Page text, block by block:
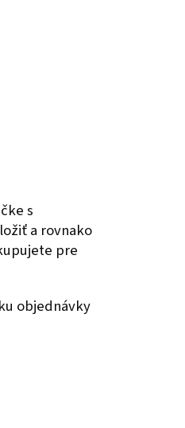
s
a rovnako
pre
objednávky